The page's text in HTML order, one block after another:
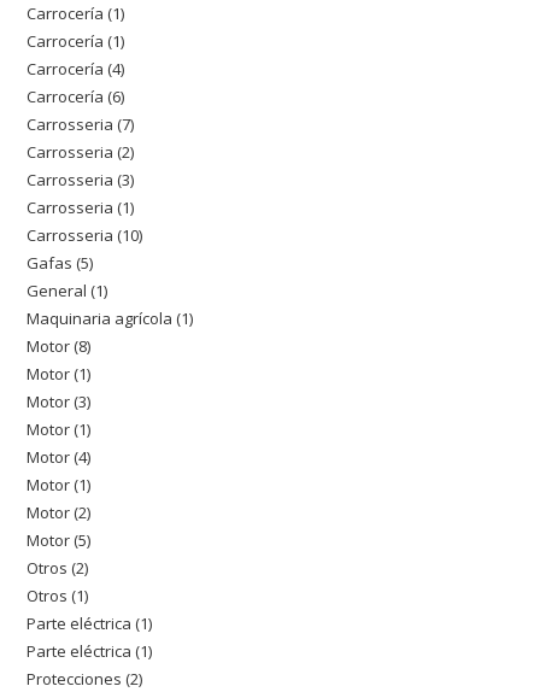
Carrocería 11
producto
Carrocería 11
producto
Carrocería 44
productos
Carrocería 66
productos
Carrosseria 77
productos
Carrosseria 22
productos
Carrosseria 33
productos
Carrosseria 11
producto
Carrosseria 1010
Gafas 55
productos
General 11
producto
Maquinaria agrícola 11
Motor 88
productos
Motor 11
producto
Motor 33
productos
Motor 11
producto
Motor 44
productos
Motor 11
producto
Motor 22
productos
Motor 55
productos
Otros 22
productos
Otros 11
producto
Parte eléctrica 11
producto
Parte eléctrica 11
Protecciones 22